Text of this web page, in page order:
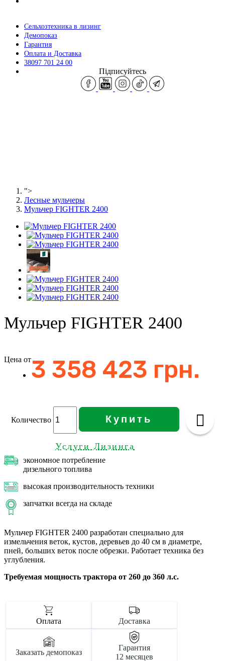
Сельхозтехника в лизинг
Демопоказ
Гарантия
Оплата и Доставка
38097 701 24 00
Підписуйтесь
">
Лесные мульчеры
Мульчер FIGHTER 2400
Мульчер FIGHTER 2400
Цена от3 358 423 грн.
Количество Купить
Услуги Лизинга
экономное потребление
дизельного топлива
высокая производительность техники
запчатки всегда на складе
Мульчер FIGHTER 2400 разработан специально для
измельчения веток, кустов, деревьев до 40 см в диаметре,
пней, больших веток после обрезки. Работает техника без
углубления.
Требуемая мощность трактора от 260 до 360 л.с.
Оплата Доставка
Заказать демопоказ
Гарантия
12 месяцев